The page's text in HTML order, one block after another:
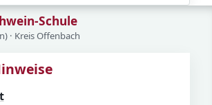
Schule
· Kreis Offenbach